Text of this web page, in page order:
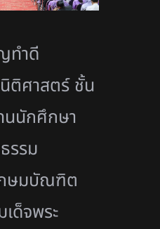
ทำดี
ติศาสตร์ ชั้น
นักศึกษา
รรม
กษมบัณฑิต
ด็จพระ